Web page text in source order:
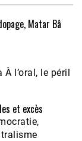
Matar Bâ
l’oral, le péril
et excès